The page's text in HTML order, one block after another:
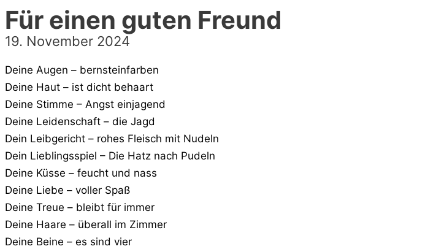
Für einen guten Freund
19. November 2024
Deine Augen – bernsteinfarben
Deine Haut – ist dicht behaart
Deine Stimme – Angst einjagend
Deine Leidenschaft – die Jagd
Dein Leibgericht – rohes Fleisch mit Nudeln
Dein Lieblingsspiel – Die Hatz nach Pudeln
Deine Küsse – feucht und nass
Deine Liebe – voller Spaß
Deine Treue – bleibt für immer
Deine Haare – überall im Zimmer
Deine Beine – es sind vier